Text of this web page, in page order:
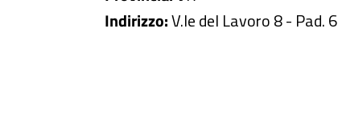
Indirizzo:V.le del Lavoro 8 - Pad. 6